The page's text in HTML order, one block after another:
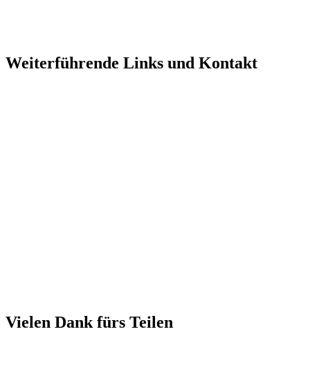
Weiterführende Links und Kontakt
Vielen Dank fürs Teilen